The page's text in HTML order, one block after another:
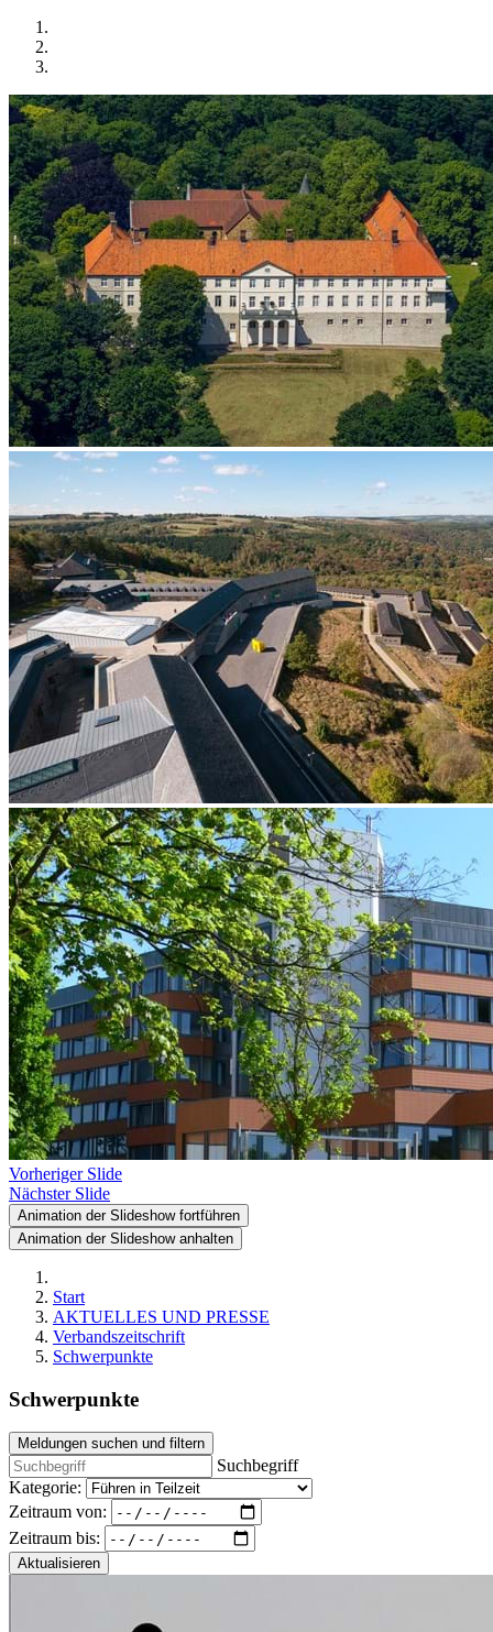
Vorheriger Slide
Nächster Slide
Animation der Slideshow fortführen
Animation der Slideshow anhalten
Start
AKTUELLES UND PRESSE
Verbandszeitschrift
Schwerpunkte
Schwerpunkte
Meldungen suchen und filtern
Suchbegriff
Kategorie:
Zeitraum von:
Zeitraum bis:
Aktualisieren